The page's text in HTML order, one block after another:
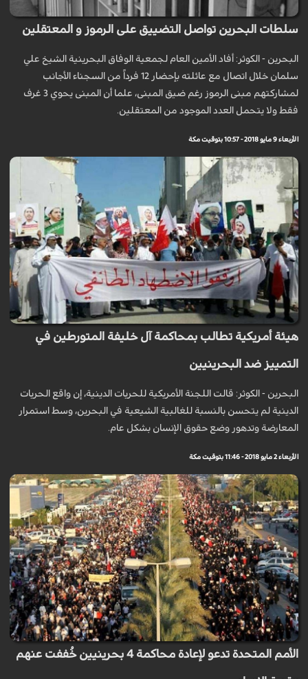
سلطات البحرين تواصل التضييق على الرموز و المعتقلين
البحرين - الكوثر: أفاد الأمين العام لجمعية الوفاق البحرينية الشيخ علي
سلمان خلال اتصال مع عائلته بإحضار 12 فرداً من السجناء الأجانب
لمشاركتهم مبنى الرموز رغم ضيق المبنى، علما أن المبنى يحوي 3 غرف
فقط ولا يتحمل العدد الموجود من المعتقلين.
الأربعاء 9 مايو 2018 - 10:57 بتوقيت مكة
هيئة أمريكية تطالب بمحاكمة آل خليفة المتورطين في
التمييز ضد البحرينيين
البحرين - الكوثر: قالت اللجنة الأمريكية للحريات الدينية، إن واقع الحريات
الدينية لم يتحسن بالنسبة للغالبية الشيعية في البحرين، وسط استمرار
المعارضة وتدهور وضع حقوق الإنسان بشكل عام.
الأربعاء 2 مايو 2018 - 11:46 بتوقيت مكة
الأمم المتحدة تدعو لإعادة محاكمة 4 بحرينيين خُففت عنهم